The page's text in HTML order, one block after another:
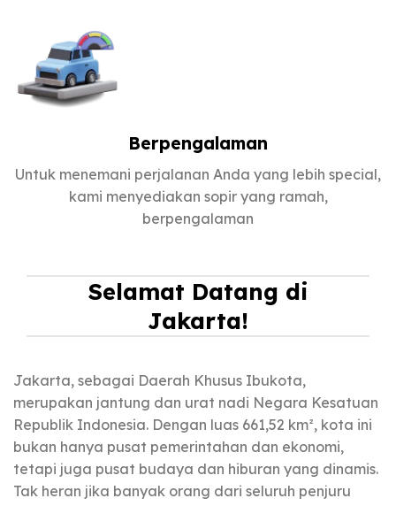
Berpengalaman
Untuk menemani perjalanan Anda yang lebih special,
kami menyediakan sopir yang ramah,
berpengalaman
Selamat Datang di
Jakarta!
Jakarta, sebagai Daerah Khusus Ibukota,
merupakan jantung dan urat nadi Negara Kesatuan
Republik Indonesia. Dengan luas 661,52 km², kota ini
bukan hanya pusat pemerintahan dan ekonomi,
tetapi juga pusat budaya dan hiburan yang dinamis.
Tak heran jika banyak orang dari seluruh penjuru